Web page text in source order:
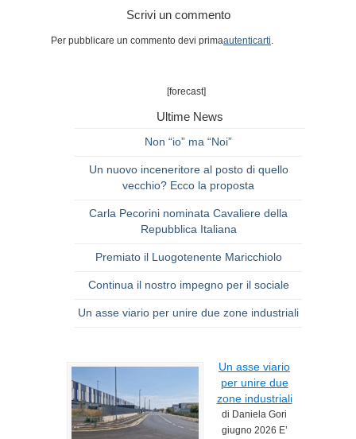
Scrivi un commento
Per pubblicare un commento devi primaautenticarti
[forecast]
Ultime News
Non “io” ma “Noi”
Un nuovo inceneritore al posto di quello
vecchio? Ecco la proposta
Carla Pecorini nominata Cavaliere della
Repubblica Italiana
Premiato il Luogotenente Maricchiolo
Continua il nostro impegno per il sociale
Un asse viario per unire due zone industriali
Un asse viario
per unire due
zone industriali
di Daniela Gori
giugno 2026 E’